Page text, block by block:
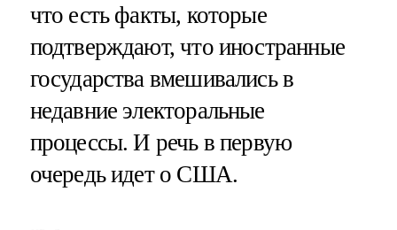
что есть факты, которые
подтверждают, что иностранные
государства вмешивались в
недавние электоральные
процессы. И речь в первую
очередь идет о США.